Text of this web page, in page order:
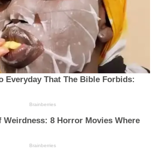
Everyday That The Bible Forbids:
Brainberries
Weirdness: 8 Horror Movies Where
Brainberries